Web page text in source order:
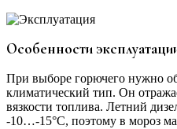
Особенности
При выборе горючего нужно
климатический тип. Он
вязкости топлива. Летний
-10…-15°C, поэтому в мороз